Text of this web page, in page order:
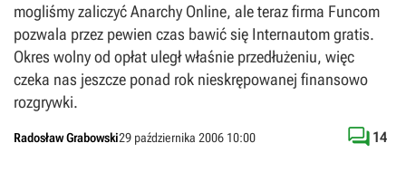
mogliśmy zaliczyć Anarchy Online, ale teraz firma Funcom
pozwala przez pewien czas bawić się Internautom gratis.
Okres wolny od opłat uległ właśnie przedłużeniu, więc
czeka nas jeszcze ponad rok nieskrępowanej finansowo
rozgrywki.
Radosław Grabowski29 października 2006 10:00  14